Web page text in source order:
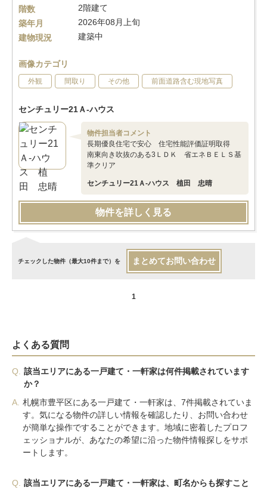
階数
2階建て
築年月
2026年08月上旬
建物現況
建築中
画像カテゴリ
外観 間取り その他 前面道路含む現地写真
センチュリー21Ａ-ハウス
物件担当者コメント
長期優良住宅で安心 住宅性能評価証明取得
南東向き吹抜のある3ＬＤＫ 省エネＢＥＬＳ基
準クリア
センチュリー21Ａ-ハウス 植田 忠晴
物件を詳しく見る
チェックした物件（最大10件まで）を まとめてお問い合わせ
1
よくある質問
Q.
該当エリアにある一戸建て・一軒家は何件掲載されています
か？
A. 札幌市豊平区にある一戸建て・一軒家は、7件掲載されていま
す。気になる物件の詳しい情報を確認したり、お問い合わせ
が簡単な操作ですることができます。地域に密着したプロフ
ェッショナルが、あなたの希望に沿った物件情報探しをサポ
ートします。
Q.
該当エリアにある一戸建て・一軒家は、町名からも探すこと